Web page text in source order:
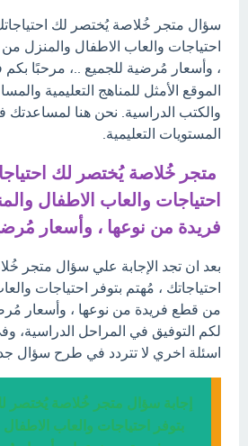
سؤال متجر خُلاصة يُختصر لك
احتياجات والعاب الاطفال والمنزل
، وأسعار مُرضية للجميع ..، مرحبًا
الموقع الأمثل للمناهج التعليمية
والكتب الدراسية. نحن هنا
المستويات التعليمية.
متجر خُلاصة يُختصر لك
احتياجات والعاب الاطفال
فريدة من نوعها ، وأسعار
بعد ان تجد الإجابة علي سؤال متجر
احتياجاتك ، مُهتم بتوفر احتياجات
من قطع فريدة من نوعها ، وأسعار
لكم التوفيق في المراحل الدراسية،
اسئلة اخري لا تتردد في طرح سؤال
إجابة سؤال متجر خُلاصة يُختصر
بتوفر احتياجات والعاب